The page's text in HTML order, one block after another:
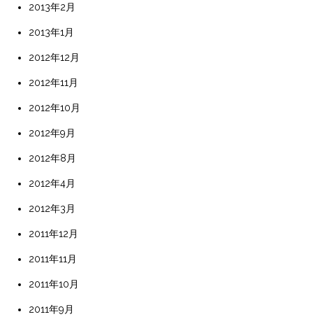
2013年2月
2013年1月
2012年12月
2012年11月
2012年10月
2012年9月
2012年8月
2012年4月
2012年3月
2011年12月
2011年11月
2011年10月
2011年9月